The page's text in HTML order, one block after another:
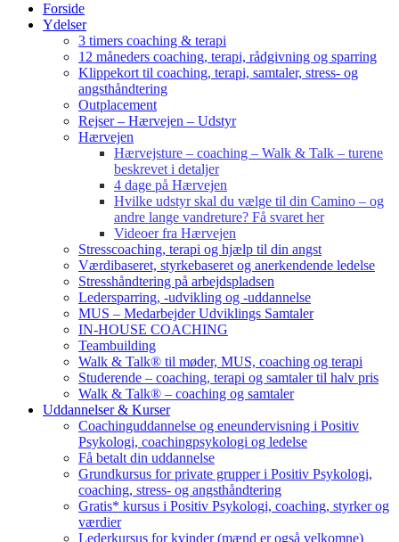
Forside
Ydelser
3 timers coaching & terapi
12 måneders coaching, terapi, rådgivning og sparring
Klippekort til coaching, terapi, samtaler, stress- og
angsthåndtering
Outplacement
Rejser – Hærvejen – Udstyr
Hærvejen
Hærvejsture – coaching – Walk & Talk – turene
beskrevet i detaljer
4 dage på Hærvejen
Hvilke udstyr skal du vælge til din Camino – og
andre lange vandreture? Få svaret her
Videoer fra Hærvejen
Stresscoaching, terapi og hjælp til din angst
Værdibaseret, styrkebaseret og anerkendende ledelse
Stresshåndtering på arbejdspladsen
Ledersparring, -udvikling og -uddannelse
MUS – Medarbejder Udviklings Samtaler
IN-HOUSE COACHING
Teambuilding
Walk & Talk® til møder, MUS, coaching og terapi
Studerende – coaching, terapi og samtaler til halv pris
Walk & Talk® – coaching og samtaler
Uddannelser & Kurser
Coachinguddannelse og eneundervisning i Positiv
Psykologi, coachingpsykologi og ledelse
Få betalt din uddannelse
Grundkursus for private grupper i Positiv Psykologi,
coaching, stress- og angsthåndtering
Gratis* kursus i Positiv Psykologi, coaching, styrker og
værdier
Lederkursus for kvinder (mænd er også velkomne)